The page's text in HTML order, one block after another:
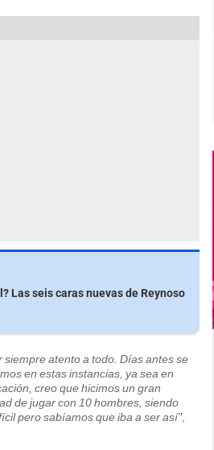
Las seis caras nuevas de Reynoso
atento a todo. Días antes se
en estas instancias, ya sea en
creo que hicimos un gran
de jugar con 10 hombres, siendo
pero sabíamos que iba a ser así",